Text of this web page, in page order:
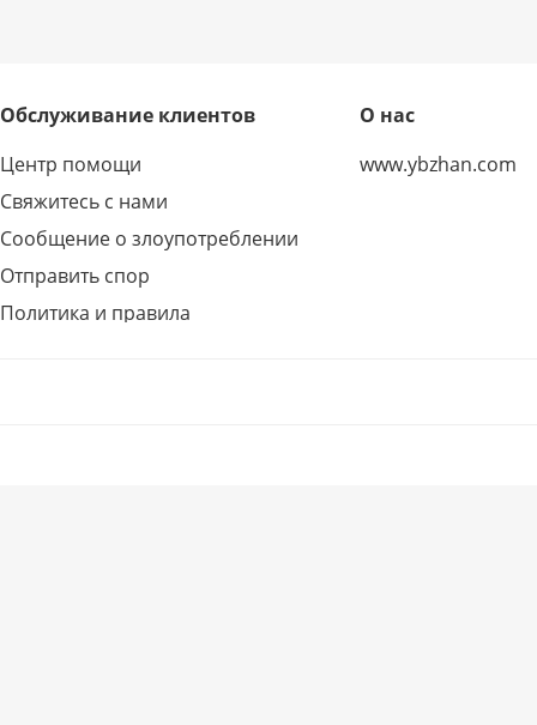
Обслуживание клиентов
Центр помощи
Свяжитесь с нами
Сообщение о злоупотреблении
Отправить спор
Политика и правила
О нас
www.ybzhan.com